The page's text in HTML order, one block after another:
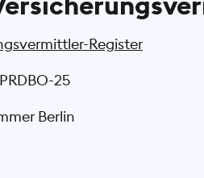
Register
25
Berlin